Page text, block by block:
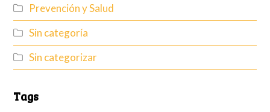
Prevención y Salud
Sin categoría
Sin categorizar
Tags